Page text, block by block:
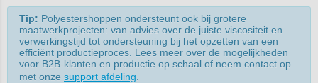
Tip: Polyestershoppen ondersteunt ook bij grotere
maatwerkprojecten: van advies over de juiste viscositeit en
verwerkingstijd tot ondersteuning bij het opzetten van een
efficiënt productieproces. Lees meer over de mogelijkheden
voor B2B-klanten en productie op schaal of neem contact op
met onze support afdeling